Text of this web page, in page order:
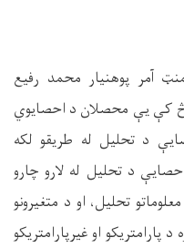
آمر پوهنیار محمد رفیع
کې یې محصلان د احصایوي
د تحلیل له طریقو لکه
د تحلیل له لارو چارو
تحلیل، او د متغیرونو
پارامتریکو او غیرپارامتریکو